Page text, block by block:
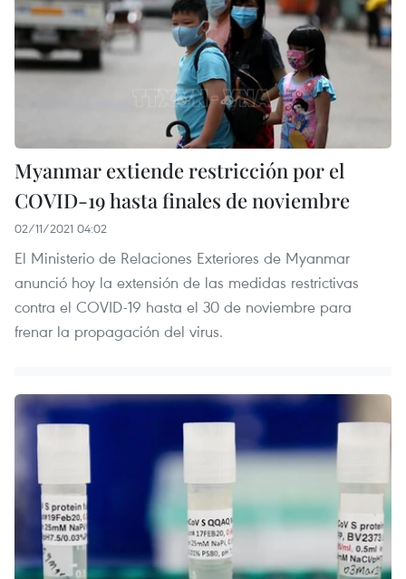
Myanmar extiende restricción por el
COVID-19 hasta finales de noviembre
02/11/2021 04:02
El Ministerio de Relaciones Exteriores de Myanmar
anunció hoy la extensión de las medidas restrictivas
contra el COVID-19 hasta el 30 de noviembre para
frenar la propagación del virus.